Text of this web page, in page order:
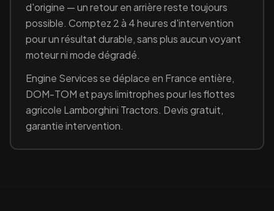
d'origine — un retour en arrière reste toujours
possible. Comptez 2 à 4 heures d'intervention
pour un résultat durable, sans plus aucun voyant
moteur ni mode dégradé.
Engine Services se déplace en France entière,
DOM-TOM et pays limitrophes pour les flottes
agricole Lamborghini Tractors. Devis gratuit,
garantie intervention.